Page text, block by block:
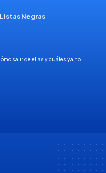
Listas Negras
salir de ellas y cuáles ya no